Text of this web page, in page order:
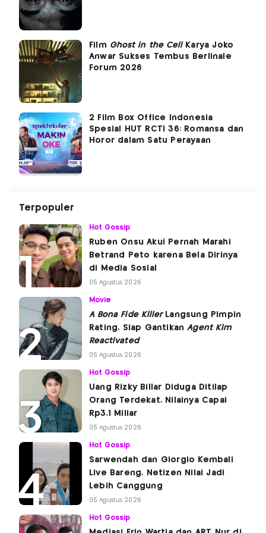
Film Ghost in the CellKarya Joko
Anwar Sukses Tembus Berlinale
Forum 2026
2 Film Box Office Indonesia
Spesial HUT RCTI 36: Romansa dan
Horor dalam Satu Perayaan
Terpopuler
Hot Gossip
Ruben Onsu Akui Pernah Marahi
Betrand Peto karena Bela Dirinya
di Media Sosial
05 Agustus 2026
Movie
A Bona Fide KillerLangsung Pimpin
Rating, Siap GantikanAgent Kim
Reactivated
05 Agustus 2026
Hot Gossip
Uang Rizky Billar Diduga Ditilap
Orang Terdekat, Nilainya Capai
Rp3,1 Miliar
05 Agustus 2026
Hot Gossip
Sarwendah dan Giorgio Kembali
Live Bareng, Netizen Nilai Jadi
Lebih Canggung
05 Agustus 2026
Hot Gossip